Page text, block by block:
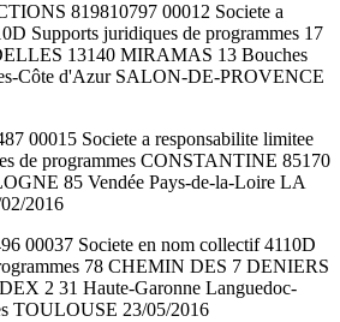
819810797 00012 Societe a
Supports juridiques de programmes 17
13140 MIRAMAS 13 Bouches
Côte d'Azur SALON-DE-PROVENCE
00015 Societe a responsabilite limitee
de programmes CONSTANTINE 85170
85 Vendée Pays-de-la-Loire LA
2016
00037 Societe en nom collectif 4110D
78 CHEMIN DES 7 DENIERS
2 31 Haute-Garonne Languedoc-
TOULOUSE 23/05/2016